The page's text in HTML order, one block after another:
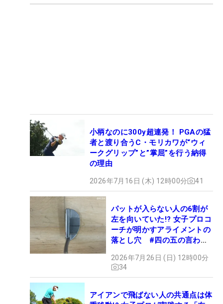
小柄なのに300y超連発！ PGAの猛
者と渡り合うC・モリカワが“ウィ
ークグリップ”と”掌屈”を行う納得
の理由
2026年7月16日 (木) 12時00分 41
パットが入らない人の6割が
左を向いていた!? 女子プロコ
ーチが明かすアライメントの
落とし穴 #四の五の言わず
2026年7月26日 (日) 12時00分
34
アイアンで飛ばない人の共通点は体